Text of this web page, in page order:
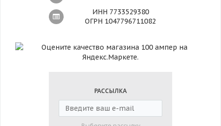
ИНН 7733529380
ОГРН 1047796711082
РАССЫЛКА